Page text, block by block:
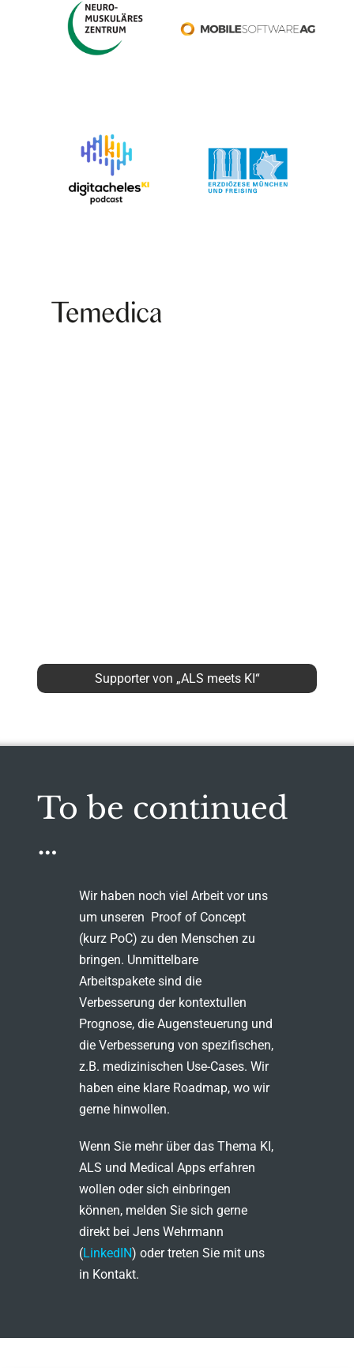
Supporter von „ALS meets KI“
To be continued
…
Wir haben noch viel Arbeit vor uns
um unseren Proof of Concept
(kurz PoC) zu den Menschen zu
bringen. Unmittelbare
Arbeitspakete sind die
Verbesserung der kontextullen
Prognose, die Augensteuerung und
die Verbesserung von spezifischen,
z.B. medizinischen Use-Cases. Wir
haben eine klare Roadmap, wo wir
gerne hinwollen.
Wenn Sie mehr über das Thema KI,
ALS und Medical Apps erfahren
wollen oder sich einbringen
können, melden Sie sich gerne
direkt bei Jens Wehrmann
(LinkedIN) oder treten Sie mit uns
in Kontakt.